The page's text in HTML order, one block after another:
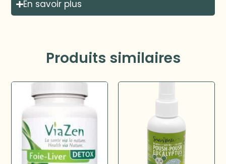
En savoir plus
Produits similaires